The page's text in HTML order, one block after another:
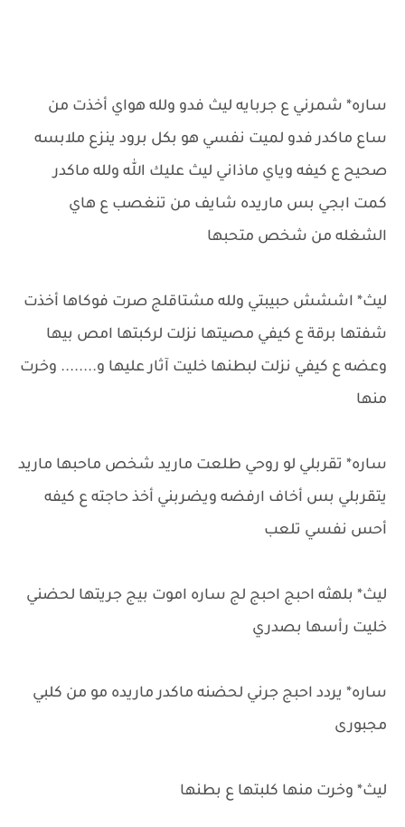
ساره* شمرني ع جربايه ليث فدو ولله هواي أخذت من
ساع ماكدر فدو لميت نفسي هو بكل برود ينزع ملابسه
صحيح ع كيفه وياي ماذاني ليث عليك الله ولله ماكدر
كمت ابجي بس ماريده شايف من تنغصب ع هاي
الشغله من شخص متحبها
ليث* اششش حبيبتي ولله مشتاقلج صرت فوكاها أخذت
شفتها برقة ع كيفي مصيتها نزلت لركبتها امص بيها
وعضه ع كيفي نزلت لبطنها خليت آثار عليها و........ وخرت
منها
ساره* تقربلي لو روحي طلعت ماريد شخص ماحبها ماريد
يتقربلي بس أخاف ارفضه ويضربني أخذ حاجته ع كيفه
أحس نفسي تلعب
ليث* بلهثه احبج احبج لج ساره اموت بيج جريتها لحضني
خليت رأسها بصدري
ساره* يردد احبج جرني لحضنه ماكدر ماريده مو من كلبي
مجبورى
ليث* وخرت منها كلبتها ع بطنها